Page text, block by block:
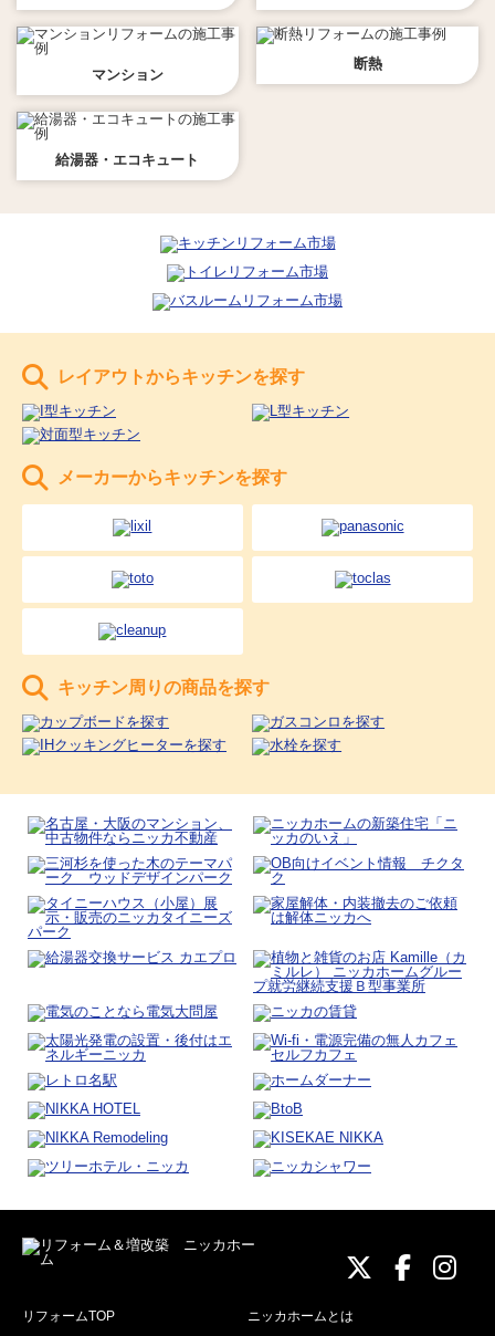
マンション
断熱
給湯器・エコキュート
レイアウトからキッチンを探す
メーカーからキッチンを探す
キッチン周りの商品を探す
ニッカ
ニッニ
リフォームTOP ニッカホームとは